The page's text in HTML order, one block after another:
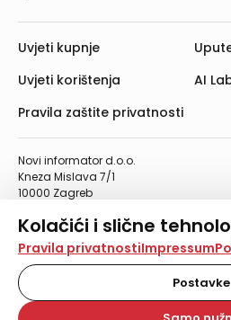
Kolačići i slične
Na našoj web stranici koristimo
tehnologije za pohranu, čitanje i
vašem uređaju. Time
analiziramo promet na stranici te
oglase koji vas zanimaju.
Pravila privatnostiImpressum
Postavke
Novi informator d.o.o.
Kneza Mislava 7/1
10000 Zagreb
Telefaks: 01/4612-553
info@informator.hr
PRATITE NAS:
Uvjeti kupnje
Uvjeti korištenja
Pravila zaštite privatnosti
AI